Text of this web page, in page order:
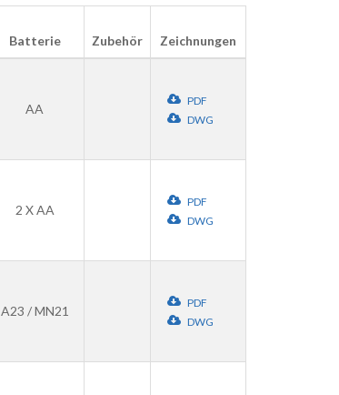
Batterie Zubehör Zeichnungen
AA
PDF
DWG
2 X AA
PDF
DWG
A23 / MN21
PDF
DWG